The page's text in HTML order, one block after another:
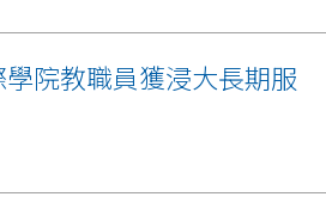
院教職員獲浸大長期服